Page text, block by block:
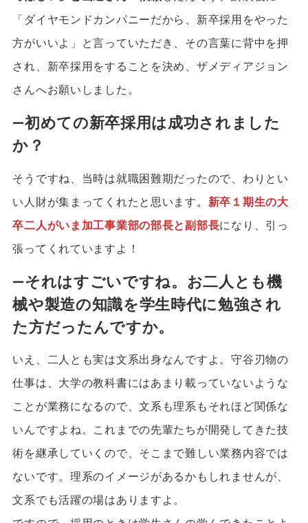
「ダイヤモンドカンパニーだから、新卒採用をやった
方がいいよ」と言っていただき、その言葉に背中を押
され、新卒採用をすることを決め、ザメディアジョン
さんへお願いしました。
―初めての新卒採用は成功されました
か？
そうですね、当時は就職困難期だったので、わりとい
い人財が集まってくれたと思います 。 新卒１期生の大
卒二人がいま加工事業部の部長と副部長になり、引っ
張ってくれていますよ！
―それはすごいですね。お二人とも機
械や製造の知識を学生時代に勉強され
た方だったんですか。
いえ、二人とも実は文系出身なんですよ。守谷刃物の
仕事は、大学の教科書にはあまり載っていないような
ことが業務になるので、文系も理系もそれほど関係な
いんですよね。これまでの先輩たちが開発してきた技
術を継承していくので、そこまで難しい業務内容では
ないです。理系のイメージがあるかもしれませんが、
文系でも活躍の場はありますよ。